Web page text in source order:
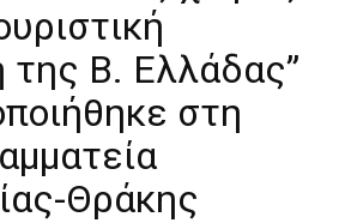
της Β. Ελλάδας”
στη
Θράκης